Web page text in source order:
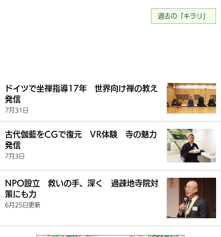
過去の「キラリ」
ドイツで坐禅指導17年 世界向け禅の教え
発信
7月31日
古代伽藍をCGで復元 VR体験 寺の魅力
発信
7月3日
NPO設立 救いの手、深く 過疎地寺院対
策にも力
6月25日更新